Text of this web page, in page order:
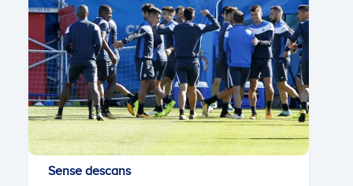
Sense descans